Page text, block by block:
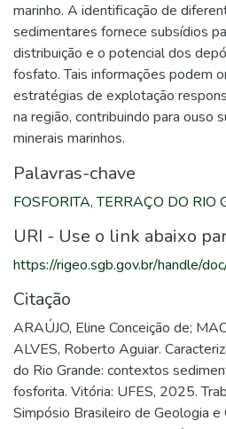
marinho. A identificação de
sedimentares fornece subsídios
distribuição e o potencial dos
fosfato. Tais informações podem
estratégias de explotação
na região, contribuindo para ouso
minerais marinhos.
Palavras-chave
FOSFORITA,TERRAÇO DO RIO
URI - Use o link abaixo
https://rigeo.sgb.gov.br/handle/
Citação
ARAÚJO, Eline Conceição de;
ALVES, Roberto Aguiar.
do Rio Grande: contextos
fosforita. Vitória: UFES, 2025.
Simpósio Brasileiro de Geologia e